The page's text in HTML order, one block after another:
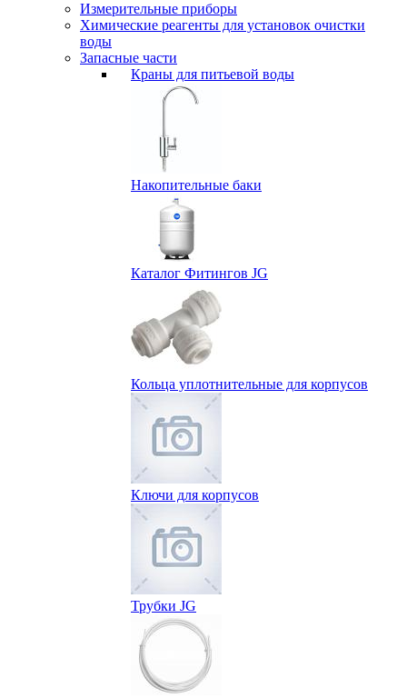
Измерительные приборы
Химические реагенты для установок очистки
воды
Запасные части
Краны для питьевой воды
Накопительные баки
Каталог Фитингов JG
Кольца уплотнительные для корпусов
Ключи для корпусов
Трубки JG